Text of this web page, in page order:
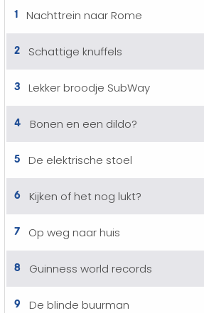
1
Nachttrein naar Rome
2 Schattige knuffels
3 Lekker broodje SubWay
4 Bonen en een dildo?
5 De elektrische stoel
6 Kijken of het nog lukt?
7 Op weg naar huis
8 Guinness world records
9 De blinde buurman